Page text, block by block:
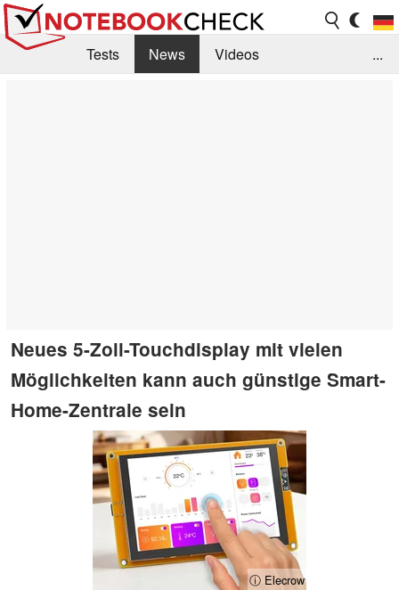
Tests News
Videos
...
Neues 5-Zoll-Touchdisplay mit vielen
Möglichkeiten kann auch günstige Smart-
Home-Zentrale sein
ⓘ Elecrow